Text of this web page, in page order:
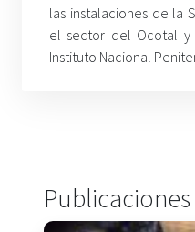
las instalaciones de la
el sector del Ocotal y
Instituto Nacional